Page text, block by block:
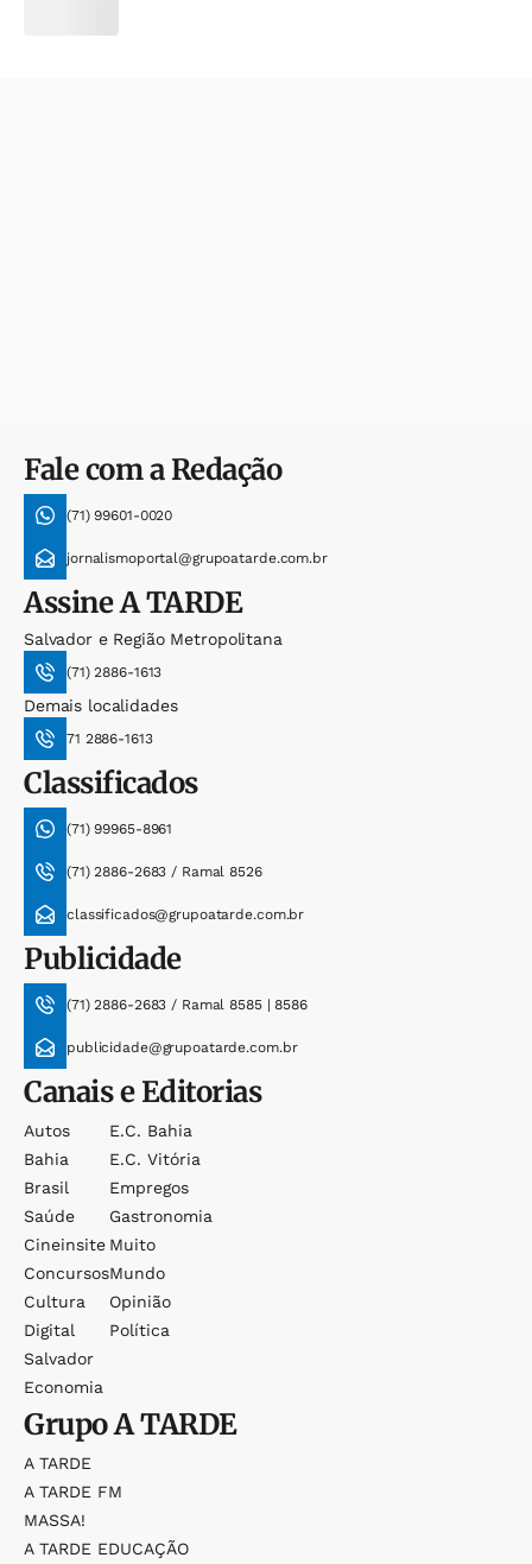
Fale com a Redação
(71) 99601-0020
jornalismoportal@grupoatarde.com.br
AssineA TARDE
Salvador e Região Metropolitana
(71) 2886-1613
Demais localidades
71 2886-1613
Classificados
(71) 99965-8961
(71) 2886-2683 / Ramal 8526
classificados@grupoatarde.com.br
Publicidade
(71) 2886-2683 / Ramal 8585 | 8586
publicidade@grupoatarde.com.br
Canais e Editorias
Autos
Bahia
Brasil
Saúde
Cineinsite
Concursos
Cultura
Digital
Salvador
Economia
E.c. Bahia
E.c. Vitória
Empregos
Gastronomia
Muito
Mundo
Opinião
Política
GrupoA TARDE
A TARDE
A TARDE FM
MASSA!
A TARDE EDUCAÇÃO